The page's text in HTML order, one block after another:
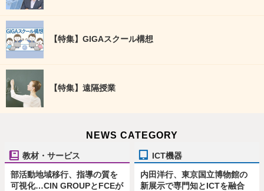
【特集】GIGAスクール構想
【特集】遠隔授業
NEWS CATEGORY
教材・サービス
部活動地域移行、指導の質を
可視化…CIN GROUPとFCEが
ICT機器
内田洋行、東京国立博物館の
新展示で専門知とICTを融合